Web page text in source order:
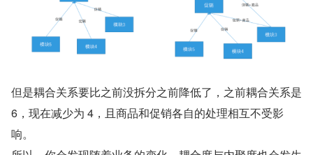
但是耦合关系要比之前没拆分之前降低了，之前耦合关系是
6，现在减少为 4，且商品和促销各自的处理相互不受影
响。